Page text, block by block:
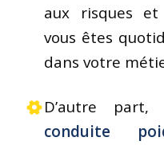
aux risques et
vous êtes
dans votre
D’autre part,
conduite